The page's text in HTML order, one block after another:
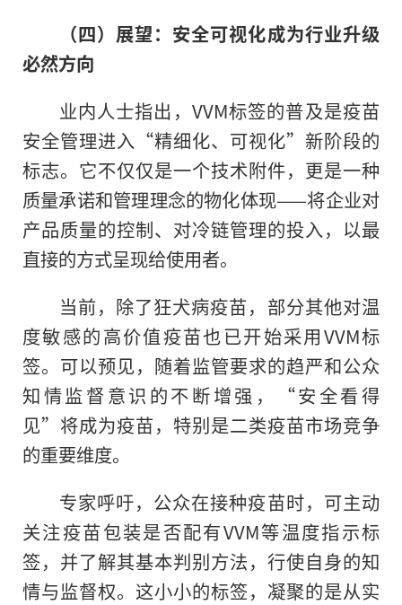
（四）展望：安全可视化成为行业升级
必然方向
业内人士指出，VVM标签的普及是疫苗
安全管理进入“精细化、可视化”新阶段的
标志。它不仅仅是一个技术附件，更是一种
质量承诺和管理理念的物化体现——将企业对
产品质量的控制、对冷链管理的投入，以最
直接的方式呈现给使用者。
当前，除了狂犬病疫苗，部分其他对温
度敏感的高价值疫苗也已开始采用VVM标
签。可以预见，随着监管要求的趋严和公众
知情监督意识的不断增强，“安全看得
见”将成为疫苗，特别是二类疫苗市场竞争
的重要维度。
专家呼吁，公众在接种疫苗时，可主动
关注疫苗包装是否配有VVM等温度指示标
签，并了解其基本判别方法，行使自身的知
情与监督权。这小小的标签，凝聚的是从实